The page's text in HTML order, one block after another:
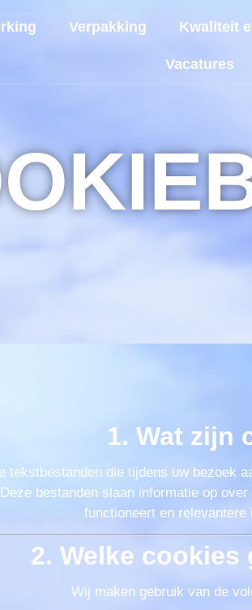
Verpakking Kwaliteit
Vacatures
1. Wat zijn
tekstbestanden die tijdens uw bezoek
bestanden slaan informatie op
functioneert en relevantere
2. Welke
Wij maken gebruik van de